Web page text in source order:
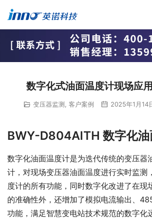
数字化式油面温度计现场应
变压器监测 客户案例 2025年1月14
BWY-D804AITH 数字化油
数字化油面温度计是为迭代传统的变压器
计，对现场变压器油面温度进行实时监测
度计的所有功能，同时数字化改进了在现
的准确性外，还增加了模拟电流输出、
功能，满足智慧变电站技术规范的数字化